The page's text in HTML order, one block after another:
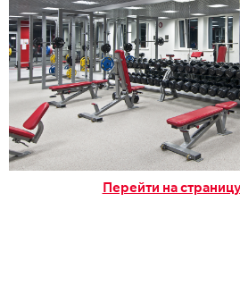
Перейти на